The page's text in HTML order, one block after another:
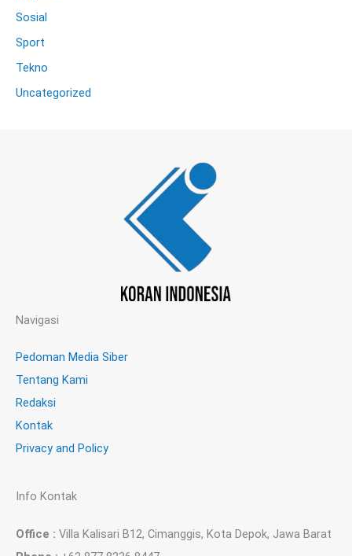
Sosial
Sport
Tekno
Uncategorized
Navigasi
Pedoman Media Siber
Tentang Kami
Redaksi
Kontak
Privacy and Policy
Info Kontak
Office : Villa Kalisari B12, Cimanggis, Kota Depok, Jawa Barat